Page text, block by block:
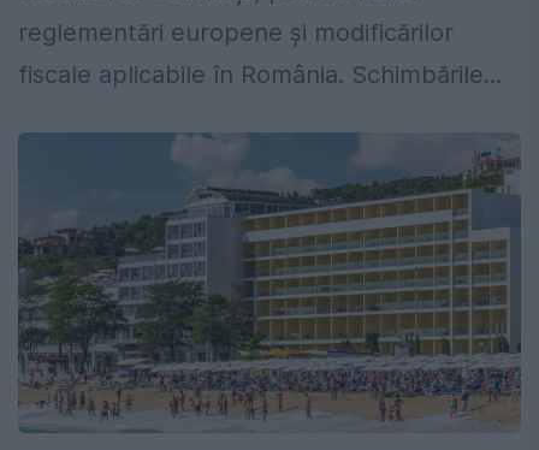
reglementări europene și modificărilor
fiscale aplicabile în România. Schimbările...